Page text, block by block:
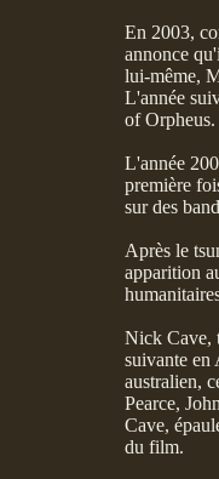
En 2003,
annonce
lui-même,
L'année
of Orpheus.
L'année
première
sur des
Après le
apparition
Nick Cave,
suivante en
australien,
Pearce,
Cave,
du film.